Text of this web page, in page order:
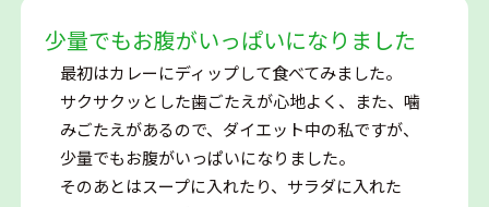
少量でもお腹がいっぱいになりました
最初はカレーにディップして食べてみました。
サクサクッとした歯ごたえが心地よく、また、噛
みごたえがあるので、ダイエット中の私ですが、
少量でもお腹がいっぱいになりました。
そのあとはスープに入れたり、サラダに入れた